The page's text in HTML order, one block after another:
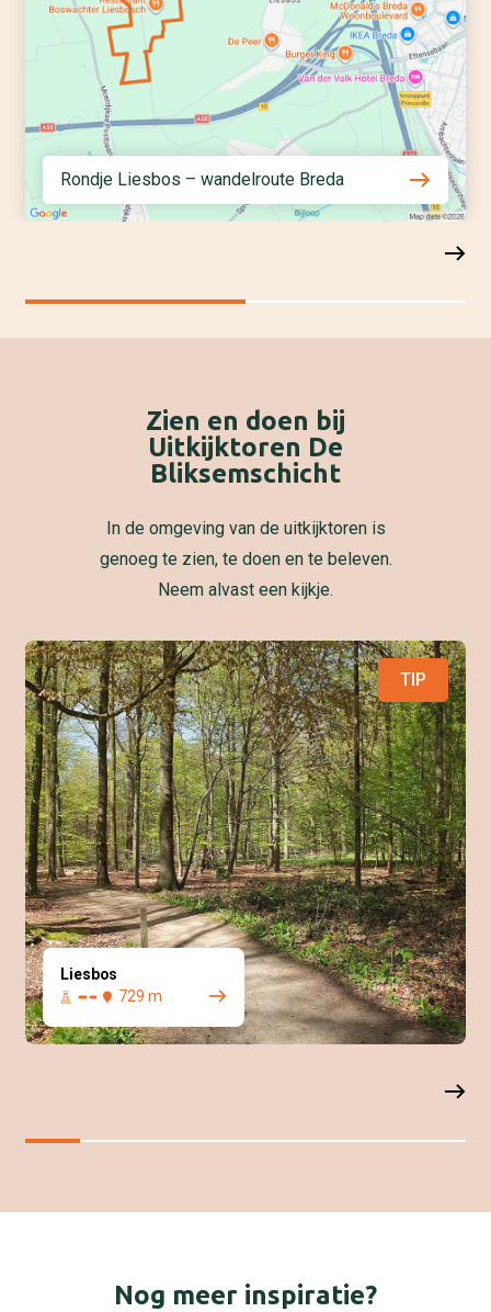
Rondje Liesbos – wandelroute Breda
Zien en doen bij
Uitkijktoren De
Bliksemschicht
In de omgeving van de uitkijktoren is
genoeg te zien, te doen en te beleven.
Neem alvast een kijkje.
TIP
Liesbos
729 m
Nog meer inspiratie?